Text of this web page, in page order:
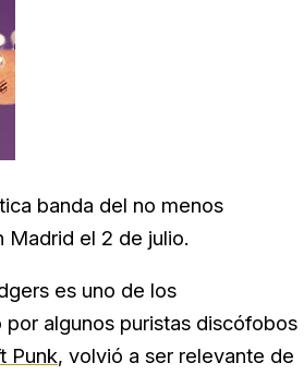
banda del no menos
Madrid el 2 de julio.
es uno de los
algunos puristas discófobos
Punk, volvió a ser relevante de